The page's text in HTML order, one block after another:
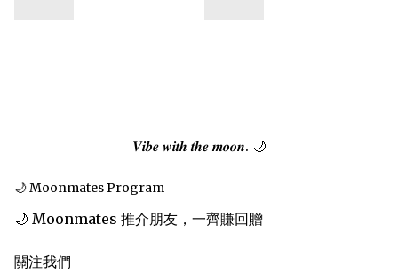
𝑽𝒊𝒃𝒆 𝒘𝒊𝒕𝒉 𝒕𝒉𝒆 𝒎𝒐𝒐𝒏. 🌙
🌙 Moonmates Program
🌙 Moonmates 推介朋友，一齊賺回贈
關注我們